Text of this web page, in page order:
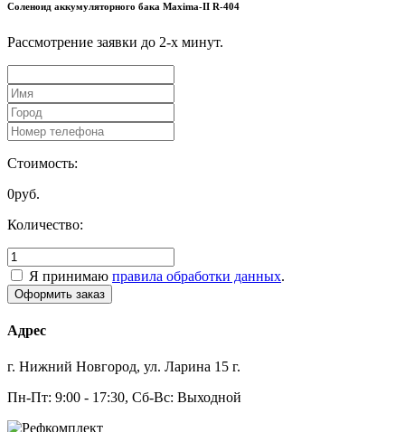
Соленоид аккумуляторного бака Maxima-II R-404
Рассмотрение заявки до 2-x минут.
Стоимость:
0руб.
Количество:
Я принимаю правила обработки данных.
Адрес
г. Нижний Новгород, ул. Ларина 15 г.
Пн-Пт: 9:00 - 17:30, Сб-Вс: Выходной